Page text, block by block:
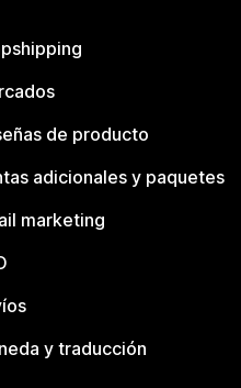
de producto
adicionales y paquetes
marketing
y traducción